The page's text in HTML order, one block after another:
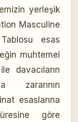
yerleşik
Masculine
esas
muhtemel
davacıların
zararının
esaslarına
göre